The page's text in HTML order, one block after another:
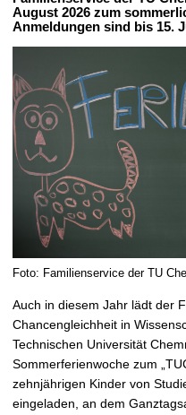
August 2026 zum
Anmeldungen sind bis 15.
Foto: Familienservice der TU
Auch in diesem Jahr lädt der
Chancengleichheit in
Technischen Universität
Sommerferienwoche zum
zehnjährigen Kinder von
eingeladen, an dem